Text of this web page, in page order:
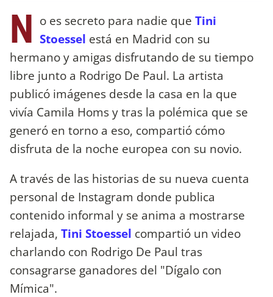
N o es secreto para nadie que Tini
Stoessel está en Madrid con su
hermano y amigas disfrutando de su tiempo
libre junto a Rodrigo De Paul. La artista
publicó imágenes desde la casa en la que
vivía Camila Homs y tras la polémica que se
generó en torno a eso, compartió cómo
disfruta de la noche europea con su novio.
A través de las historias de su nueva cuenta
personal de Instagram donde publica
contenido informal y se anima a mostrarse
relajada, Tini Stoessel compartió un video
charlando con Rodrigo De Paul tras
consagrarse ganadores del "Dígalo con
Mímica".